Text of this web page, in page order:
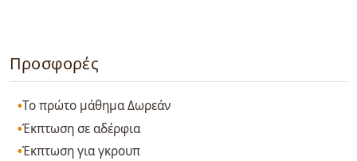
Προσφορές
Το πρώτο μάθημα Δωρεάν
Έκπτωση σε αδέρφια
Έκπτωση για γκρουπ